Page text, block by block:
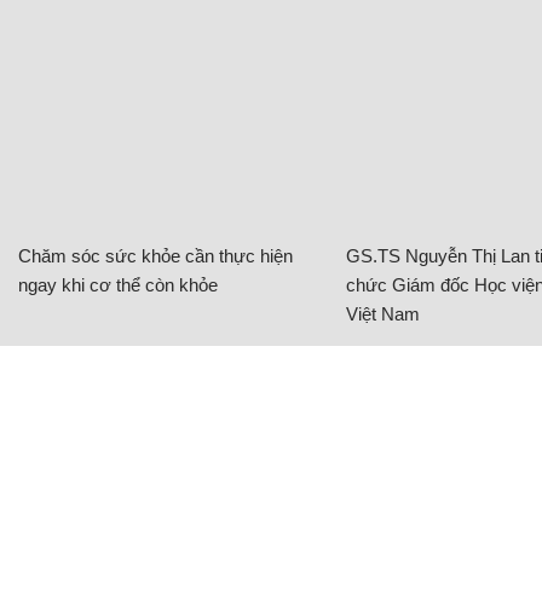
Chăm sóc sức khỏe cần thực hiện
ngay khi cơ thể còn khỏe
GS.TS Nguyễn Thị Lan
chức Giám đốc Học
Việt Nam